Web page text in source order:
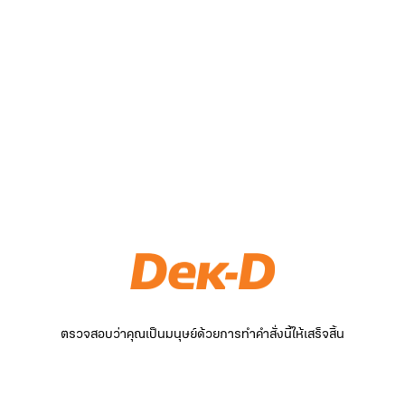
ตรวจสอบว่าคุณเป็นมนุษย์ด้วยการทำคำสั่งนี้ให้เสร็จสิ้น